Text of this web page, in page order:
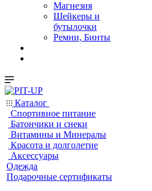
Магнезия
Шейкеры и
бутылочки
Ремни, Бинты
Каталог
Спортивное питание
Батончики и снеки
Витамины и Минералы
Красота и долголетие
Аксессуары
Одежда
Подарочные сертификаты